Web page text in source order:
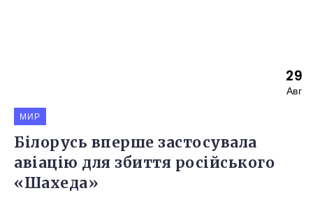
29
Авг
МИР
Білорусь вперше застосувала
авіацію для збиття російського
«Шахеда»